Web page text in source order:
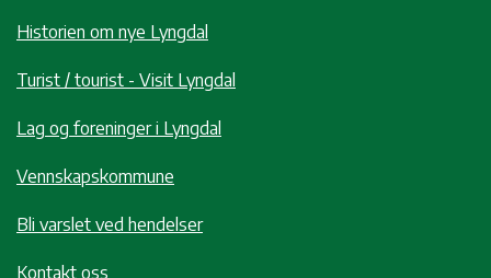
Historien om nye Lyngdal
Turist / tourist - Visit Lyngdal
Lag og foreninger i Lyngdal
Vennskapskommune
Bli varslet ved hendelser
Kontakt oss